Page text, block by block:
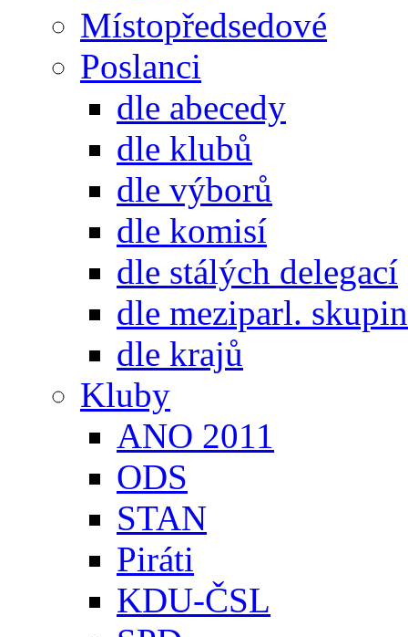
Místopředsedové
Poslanci
dle abecedy
dle klubů
dle výborů
dle komisí
dle stálých delegací
dle meziparl. skupin
dle krajů
Kluby
ANO 2011
ODS
STAN
Piráti
KDU-ČSL